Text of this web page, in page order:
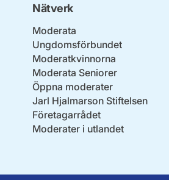
Nätverk
Moderata
Ungdomsförbundet
Moderatkvinnorna
Moderata Seniorer
Öppna moderater
Jarl Hjalmarson Stiftelsen
Företagarrådet
Moderater i utlandet